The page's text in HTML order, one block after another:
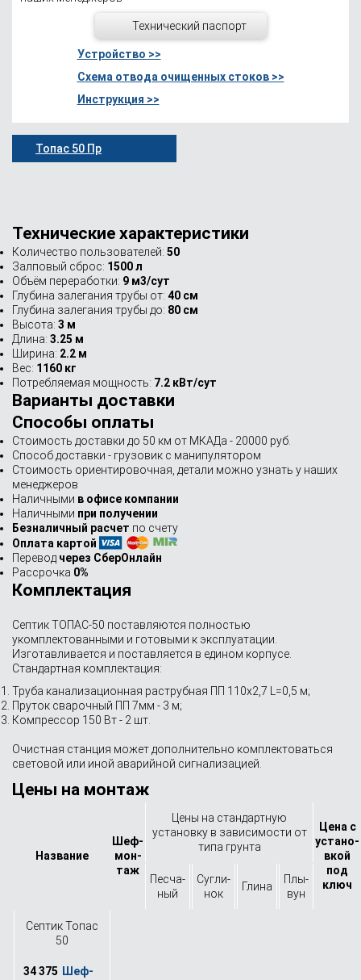
Технический паспорт
Устройство >>
Схема отвода очищенных стоков >>
Инструкция >>
Топас 50 Пр
Технические характеристики
Количество пользователей: 50
Залповый сброс: 1500 л
Объём переработки: 9 м3/сут
Глубина залегания трубы от: 40 см
Глубина залегания трубы до: 80 см
Высота: 3 м
Длина: 3.25 м
Ширина: 2.2 м
Вес: 1160 кг
Потребляемая мощность: 7.2 кВт/сут
Варианты доставки
Способы оплаты
Стоимость доставки до 50 км от МКАДа - 20000 руб.
Способ доставки - грузовик с манипулятором
Стоимость ориентировочная, детали можно узнать у наших
менеджеров
Наличными в офисе компании
Наличными при получении
Безналичный расчет по счету
Оплата картой
Перевод через СберОнлайн
Рассрочка 0%
Комплектация
Септик ТОПАС-50 поставляются полностью
укомплектованными и готовыми к эксплуатации.
Изготавливается и поставляется в едином корпусе.
Стандартная комплектация:
Труба канализационная раструбная ПП 110х2,7 L=0,5 м;
Пруток сварочный ПП 7мм - 3 м;
Компрессор 150 Вт - 2 шт.
Очистная станция может дополнительно комплектоваться
световой или иной аварийной сигнализацией.
Цены на монтаж
Назва­ние
Шеф-
мон­
таж
Цены на стандартную
установку в зависимости от
типа грунта
Цена с
устано­
вкой
под
ключ
Песча­
ный
Сугли­
нок
Глина
Плы­
вун
Септик Топас
50
34 375